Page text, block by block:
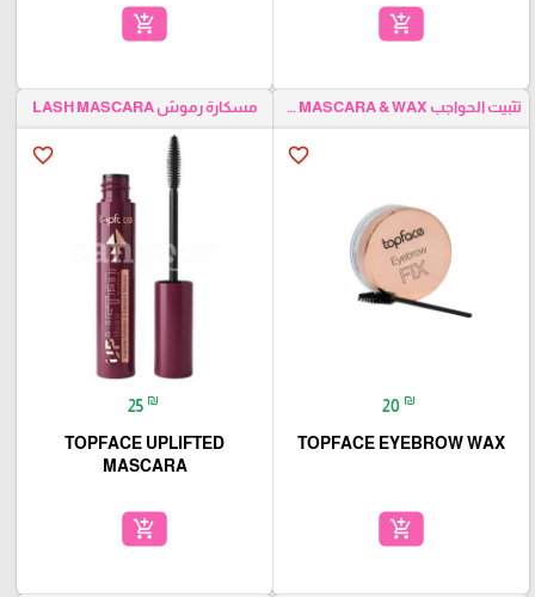
add_shopping_cart
add_shopping_cart
تثبيت الحواجب EYEBROW MASCARA & WAX
favorite_border
20 ₪
TOPFACE EYEBROW WAX
add_shopping_cart
مسكارة رموش LASH MASCARA
favorite_border
25 ₪
TOPFACE UPLIFTED
MASCARA
add_shopping_cart